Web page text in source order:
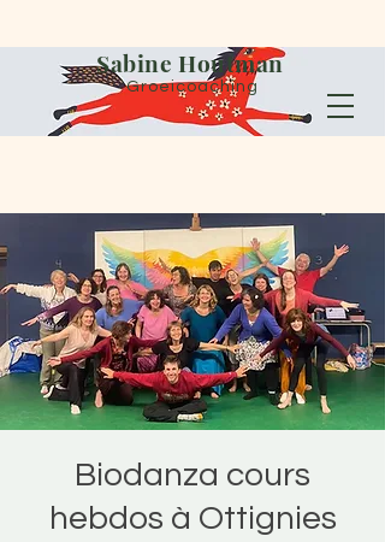
Sabine Houtman
Groeicoaching
Biodanza cours
hebdos à Ottignies